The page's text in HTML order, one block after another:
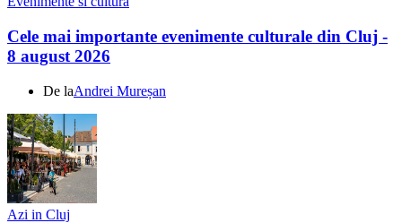
Cele mai importante evenimente culturale din Cluj -
8 august 2026
De laAndrei Mureșan
Azi in Cluj